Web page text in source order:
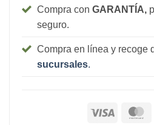
Compra con GARANTÍA,
seguro.
Compra en línea y recoge
sucursales.